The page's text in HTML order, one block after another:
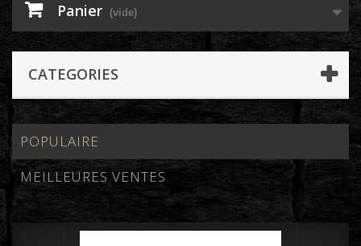
Panier (vide)
CATEGORIES
POPULAIRE
MEILLEURES VENTES